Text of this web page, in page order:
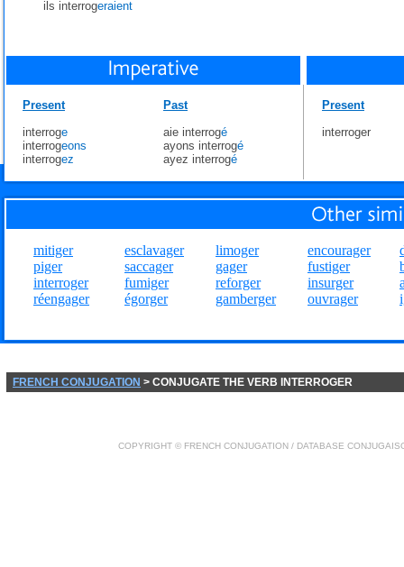
ils interrogeraient
Present
interroge
interrogeons
interrogez
Past
aie interrogé
ayons interrogé
ayez interrogé
Present
interroger
mitiger
piger
interroger
réengager
esclavager
saccager
fumiger
égorger
limoger
gager
reforger
gamberger
encourager
fustiger
insurger
ouvrager
FRENCH CONJUGATION > CONJUGATE THE VERB INTERROGER
COPYRIGHT © FRENCH CONJUGATION / DATABASE